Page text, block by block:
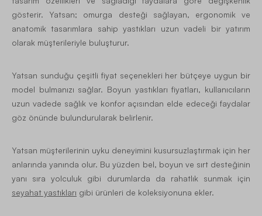
gösterir. Yatsan; omurga desteği sağlayan, ergonomik ve
anatomik tasarımlara sahip yastıkları uzun vadeli bir yatırım
olarak müşterileriyle buluşturur.
Yatsan sunduğu çeşitli fiyat seçenekleri her bütçeye uygun bir
model bulmanızı sağlar. Boyun yastıkları fiyatları, kullanıcıların
uzun vadede sağlık ve konfor açısından elde edeceği faydalar
göz önünde bulundurularak belirlenir.
Yatsan müşterilerinin uyku deneyimini kusursuzlaştırmak için her
anlarında yanında olur. Bu yüzden bel, boyun ve sırt desteğinin
yanı sıra yolculuk gibi durumlarda da rahatlık sunmak için
seyahat yastıkları gibi ürünleri de koleksiyonuna ekler.